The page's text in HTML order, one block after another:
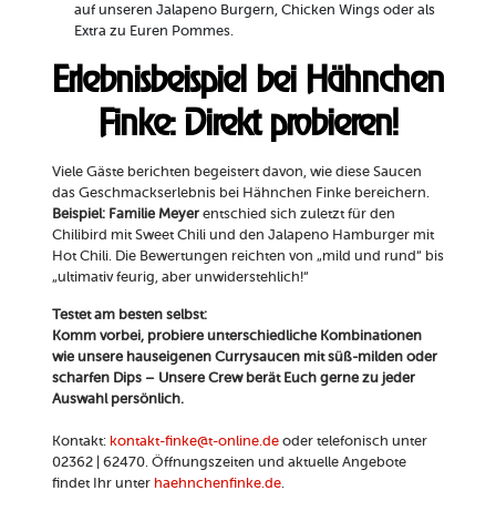
auf unseren Jalapeno Burgern, Chicken Wings oder als
Extra zu Euren Pommes.
Erlebnisbeispiel bei Hähnchen
Finke: Direkt probieren!
Viele Gäste berichten begeistert davon, wie diese Saucen
das Geschmackserlebnis bei Hähnchen Finke bereichern.
Beispiel: Familie Meyerentschied sich zuletzt für den
Chilibird mit Sweet Chili und den Jalapeno Hamburger mit
Hot Chili. Die Bewertungen reichten von „mild und rund“ bis
„ultimativ feurig, aber unwiderstehlich!“
Testet am besten selbst:
Komm vorbei, probiere unterschiedliche Kombinationen
wie unsere hauseigenen Currysaucen mit süß-milden oder
scharfen Dips – Unsere Crew berät Euch gerne zu jeder
Auswahl persönlich.
Kontakt: kontakt-finke@t-online.deoder telefonisch unter
02362 | 62470. Öffnungszeiten und aktuelle Angebote
findet Ihr unter haehnchenfinke.de.